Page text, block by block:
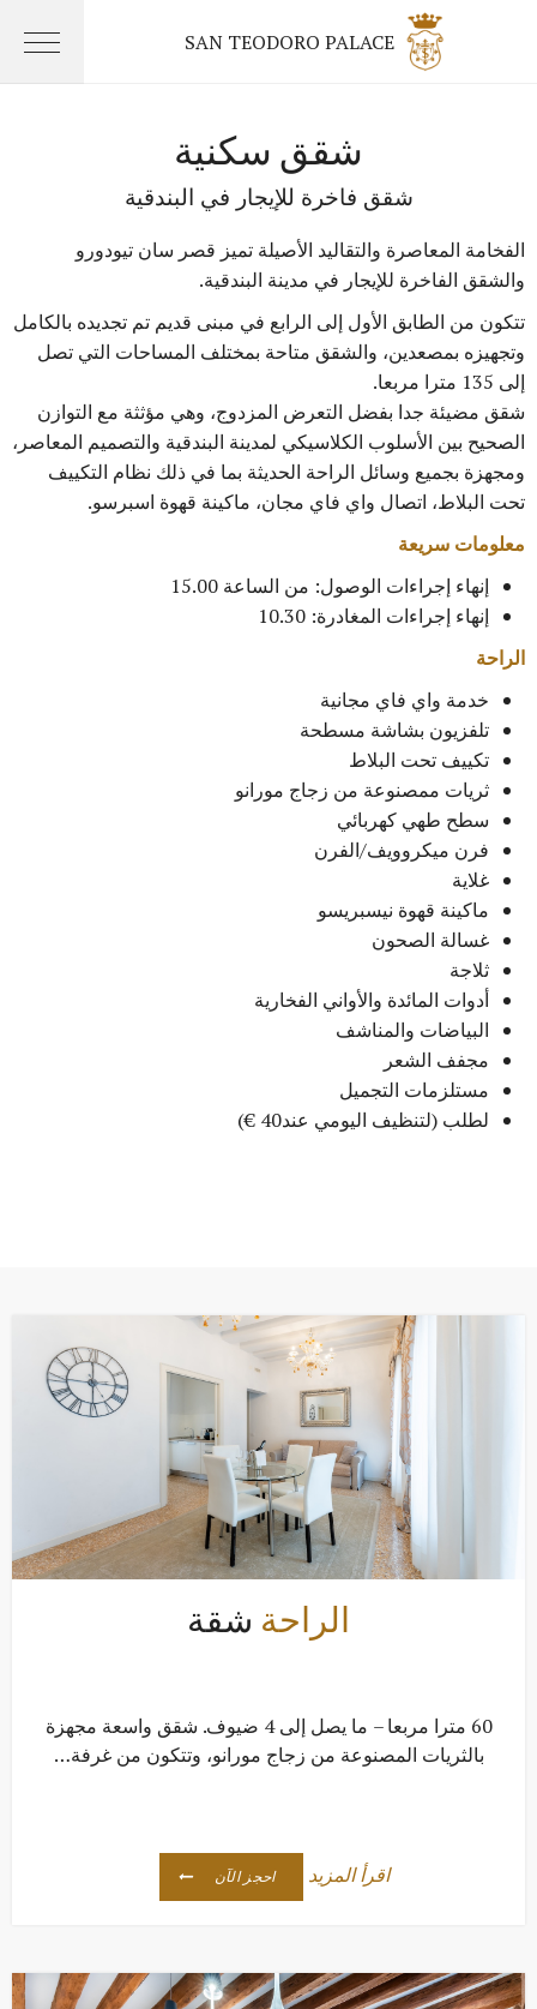
SAN TEODORO PALACE
شقق سكنية
شقق فاخرة للإيجار في البندقية
الفخامة المعاصرة والتقاليد الأصيلة تميز قصر سان تيودورو
والشقق الفاخرة للإيجار في مدينة البندقية.
تتكون من الطابق الأول إلى الرابع في مبنى قديم تم تجديده بالكامل
وتجهيزه بمصعدين، والشقق متاحة بمختلف المساحات التي تصل
إلى 135 مترا مربعا.
شقق مضيئة جدا بفضل التعرض المزدوج، وهي مؤثثة مع التوازن
الصحيح بين الأسلوب الكلاسيكي لمدينة البندقية والتصميم المعاصر،
ومجهزة بجميع وسائل الراحة الحديثة بما في ذلك نظام التكييف
تحت البلاط، اتصال واي فاي مجان، ماكينة قهوة اسبرسو.
معلومات سريعة
إنهاء إجراءات الوصول: من الساعة 15.00
إنهاء إجراءات المغادرة: 10.30
الراحة
خدمة واي فاي مجانية
تلفزيون بشاشة مسطحة
تكييف تحت البلاط
ثريات ممصنوعة من زجاج مورانو
سطح طهي كهربائي
فرن ميكروويف/الفرن
غلاية
ماكينة قهوة نيسبريسو
غسالة الصحون
ثلاجة
أدوات المائدة والأواني الفخارية
البياضات والمناشف
مجفف الشعر
مستلزمات التجميل
لطلب (لتنظيف اليومي عند40 €)
الراحة شقة
60 مترا مربعا – ما يصل إلى 4 ضيوف. شقق واسعة مجهزة
بالثريات المصنوعة من زجاج مورانو، وتتكون من غرفة…
اقرأ المزيد احجز الآن